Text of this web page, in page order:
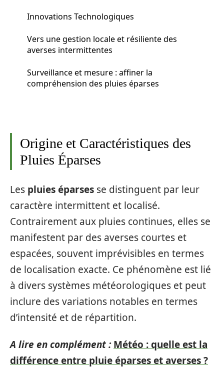
Innovations Technologiques
Vers une gestion locale et résiliente des
averses intermittentes
Surveillance et mesure : affiner la
compréhension des pluies éparses
Origine et Caractéristiques des
Pluies Éparses
Les pluies éparses se distinguent par leur
caractère intermittent et localisé.
Contrairement aux pluies continues, elles se
manifestent par des averses courtes et
espacées, souvent imprévisibles en termes
de localisation exacte. Ce phénomène est lié
à divers systèmes météorologiques et peut
inclure des variations notables en termes
d’intensité et de répartition.
A lire en complément : Météo : quelle est la
différence entre pluie éparses et averses ?